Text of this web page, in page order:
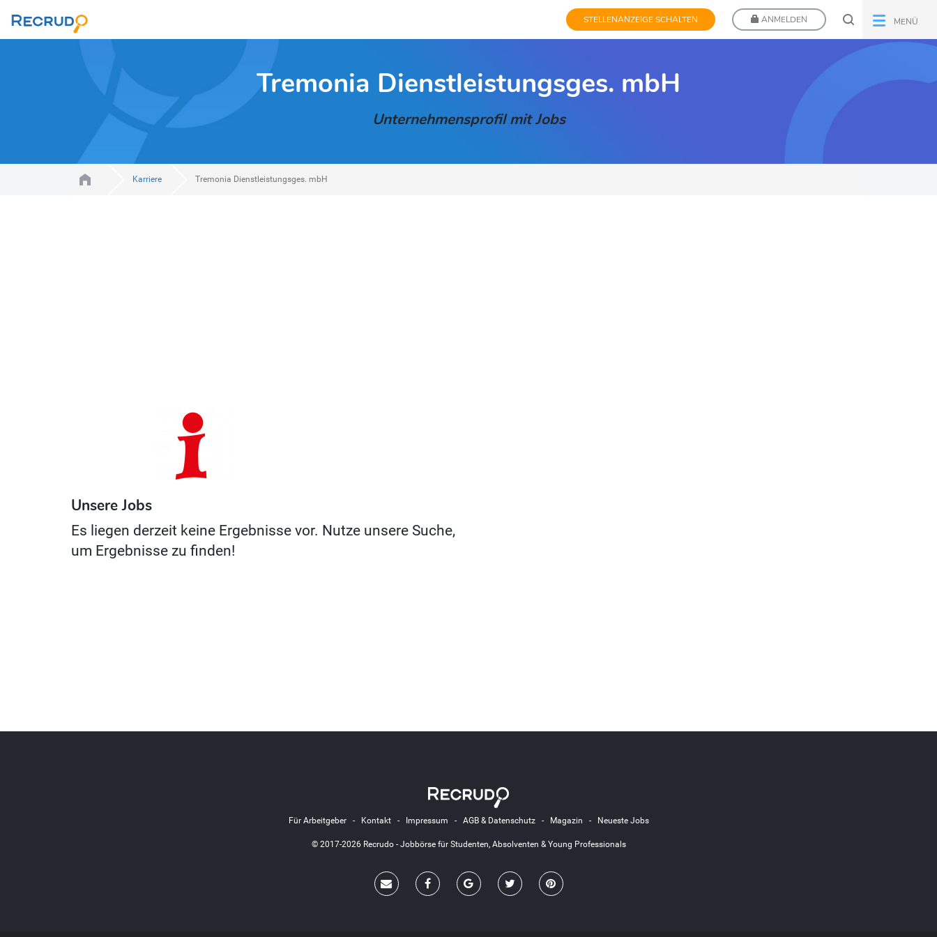
STELLENANZEIGE SCHALTEN ANMELDEN MENÜ
Tremonia Dienstleistungsges. mbH
Unternehmensprofil mit Jobs
Karriere Tremonia Dienstleistungsges. mbH
Unsere Jobs
Es liegen derzeit keine Ergebnisse vor. Nutze unsere Suche,
um Ergebnisse zu finden!
Für Arbeitgeber- Kontakt- Impressum - AGB & Datenschutz- Magazin - Neueste Jobs
© 2017-2026 Recrudo - Jobbörse für Studenten, Absolventen & Young Professionals